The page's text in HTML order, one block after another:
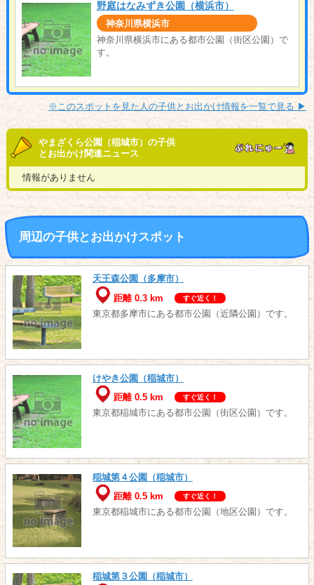
野庭はなみずき公園（横浜市）
神奈川県横浜市
神奈川県横浜市にある都市公園（街区公園）で
す。
※このスポットを見た人の子供とお出かけ情報を一覧で見る ▶︎
やまざくら公園（稲城市）の子供
とお出かけ関連ニュース
情報がありません
周辺の子供とお出かけスポット
天王森公園（多摩市）
距離 0.3 km
すぐ近く！
東京都多摩市にある都市公園（近隣公園）です。
けやき公園（稲城市）
距離 0.5 km
すぐ近く！
東京都稲城市にある都市公園（街区公園）です。
稲城第４公園（稲城市）
距離 0.5 km
すぐ近く！
東京都稲城市にある都市公園（地区公園）です。
稲城第３公園（稲城市）